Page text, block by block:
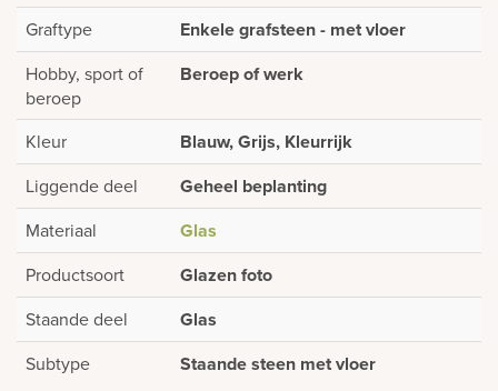
Graftype Enkele grafsteen - met vloer
Hobby, sport of
beroep
Beroep of werk
Kleur Blauw, Grijs, Kleurrijk
Liggende deel Geheel beplanting
Materiaal Glas
Productsoort Glazen foto
Staande deel Glas
Subtype Staande steen met vloer